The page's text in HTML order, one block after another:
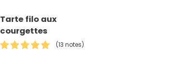
Tarte filo aux
courgettes
(13 notes)